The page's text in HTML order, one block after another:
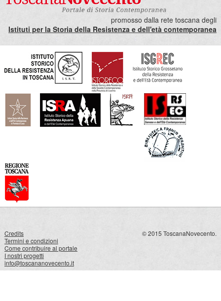
promosso dalla rete toscana degli
Istituti per la Storia della Resistenza e dell'età contemporanea
Credits
Termini e condizioni
Come contribuire al portale
I nostri progetti
info@toscananovecento.it
© 2015 ToscanaNovecento.